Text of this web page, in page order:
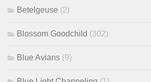
Betelgeuse (2)
Blossom Goodchild (302)
Blue Avians (9)